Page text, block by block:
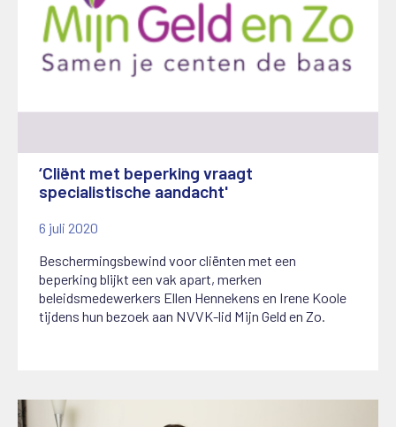
‘Cliënt met beperking vraagt
specialistische aandacht'
6 juli 2020
Beschermingsbewind voor cliënten met een
beperking blijkt een vak apart, merken
beleidsmedewerkers Ellen Hennekens en Irene Koole
tijdens hun bezoek aan NVVK-lid Mijn Geld en Zo.